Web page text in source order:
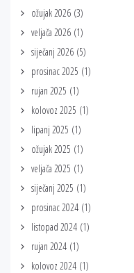
ožujak 2026 (3)
veljača 2026 (1)
siječanj 2026 (5)
prosinac 2025 (1)
rujan 2025 (1)
kolovoz 2025 (1)
lipanj 2025 (1)
ožujak 2025 (1)
veljača 2025 (1)
siječanj 2025 (1)
prosinac 2024 (1)
listopad 2024 (1)
rujan 2024 (1)
kolovoz 2024 (1)